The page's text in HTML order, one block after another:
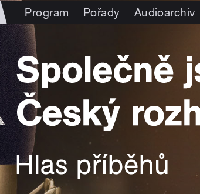
Program Pořady Audioarchiv